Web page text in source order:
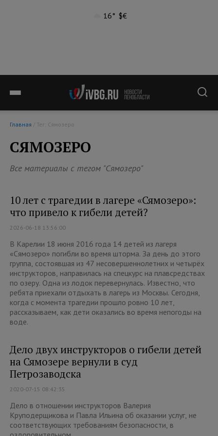
16° $€
Главная / Тег: Сямозеро
СЯМОЗЕРО
Все материалы с тегом "Сямозеро"
10 лет с трагедии в лагере «Сямозеро»:
что привело к гибели детей?
2026-06-18 13:56:00
В Карелии 18 июня 2016 года 14 детей из лагеря
«Сямозеро» погибли во время шторма. За день до этого
группа, состоявшая из 47 несовершеннолетних и четырёх
инструкторов, направилась на спецкурс на плавсредствах
по озеру. Одна из лодок перевернулась. Известно, что
ребята приехали отдыхать в лагерь из Москвы. Сегодня,
когда с момента трагедии прошло ровно 10 лет,
рассказываем, как дети оказались во время непогоды на
воде.
Дело двух инструкторов о гибели детей
на Сямозере вернули в суд
Петрозаводска
2020-07-15 08:42:35
Дело в отношении инструкторов Валерия
Круподерщикова и Павла Ильина об оказании услуг, не
соответствующих требованиям безопасности, в